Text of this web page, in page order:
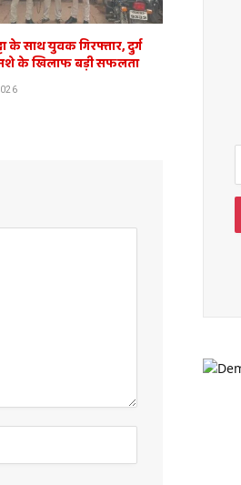
के साथ युवक गिरफ्तार, दुर्ग
के खिलाफ बड़ी सफलता